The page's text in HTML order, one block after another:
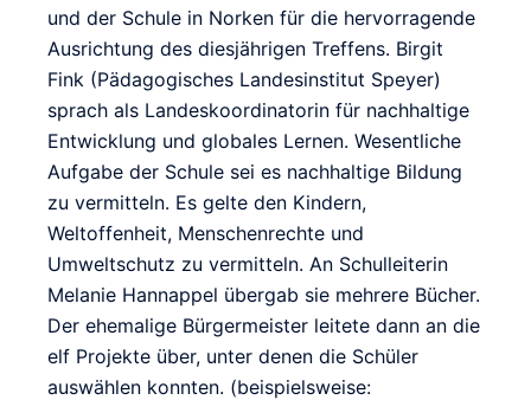
und der Schule in Norken für die hervorragende
Ausrichtung des diesjährigen Treffens. Birgit
Fink (Pädagogisches Landesinstitut Speyer)
sprach als Landeskoordinatorin für nachhaltige
Entwicklung und globales Lernen. Wesentliche
Aufgabe der Schule sei es nachhaltige Bildung
zu vermitteln. Es gelte den Kindern,
Weltoffenheit, Menschenrechte und
Umweltschutz zu vermitteln. An Schulleiterin
Melanie Hannappel übergab sie mehrere Bücher.
Der ehemalige Bürgermeister leitete dann an die
elf Projekte über, unter denen die Schüler
auswählen konnten. (beispielsweise: